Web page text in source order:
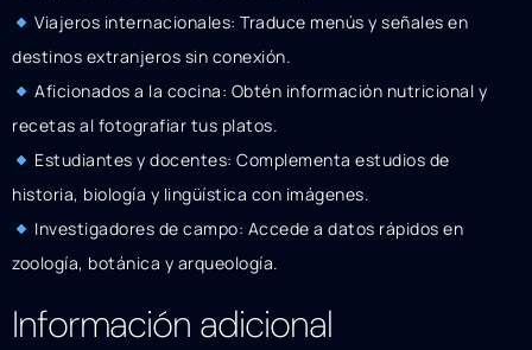
Viajeros internacionales: Traduce menús y señales en
destinos extranjeros sin conexión.
Aficionados a la cocina: Obtén información nutricional y
recetas al fotografiar tus platos.
Estudiantes y docentes: Complementa estudios de
historia, biología y lingüística con imágenes.
Investigadores de campo: Accede a datos rápidos en
zoología, botánica y arqueología.
Información adicional